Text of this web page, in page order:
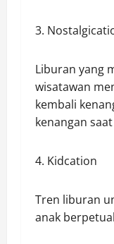
3.
Liburan yang
wisatawan
kembali
kenangan
4. Kidcation
Tren liburan
anak